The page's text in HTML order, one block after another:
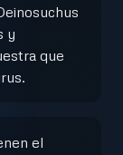
y
que
el